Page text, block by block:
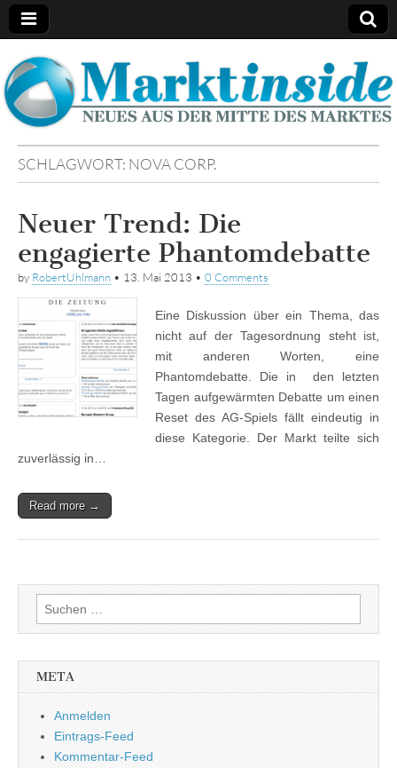
Marktinside
SCHLAGWORT: NOVA CORP.
Neuer Trend: Die
engagierte Phantomdebatte
by RobertUhlmann • 13. Mai 2013 • 0 Comments
Eine Diskussion über ein Thema, das
nicht auf der Tagesordnung steht ist,
mit anderen Worten, eine
Phantomdebatte. Die in den letzten
Tagen aufgewärmten Debatte um einen
Reset des AG-Spiels fällt eindeutig in
diese Kategorie. Der Markt teilte sich
zuverlässig in…
Read more →
Suchen
nach:
META
Anmelden
Eintrags-Feed
Kommentar-Feed